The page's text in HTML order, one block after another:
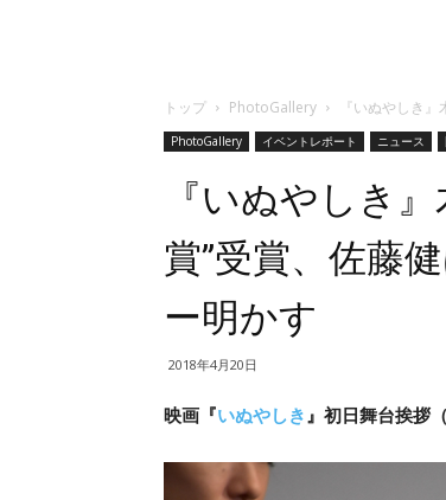
トップ PhotoGallery 『いぬやしき
PhotoGallery イベントレポート ニュース
『いぬやしき
賞”受賞、佐藤
ー明かす
2018年4月20日
映画『いぬやしき 』初日舞台挨拶（